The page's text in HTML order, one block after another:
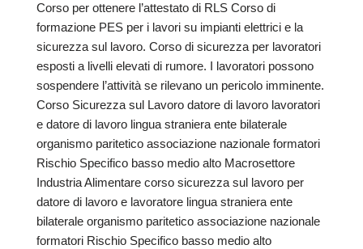
Corso per ottenere l’attestato di RLS Corso di
formazione PES per i lavori su impianti elettrici e la
sicurezza sul lavoro. Corso di sicurezza per lavoratori
esposti a livelli elevati di rumore. I lavoratori possono
sospendere l’attività se rilevano un pericolo imminente.
Corso Sicurezza sul Lavoro datore di lavoro lavoratori
e datore di lavoro lingua straniera ente bilaterale
organismo paritetico associazione nazionale formatori
Rischio Specifico basso medio alto Macrosettore
Industria Alimentare corso sicurezza sul lavoro per
datore di lavoro e lavoratore lingua straniera ente
bilaterale organismo paritetico associazione nazionale
formatori Rischio Specifico basso medio alto